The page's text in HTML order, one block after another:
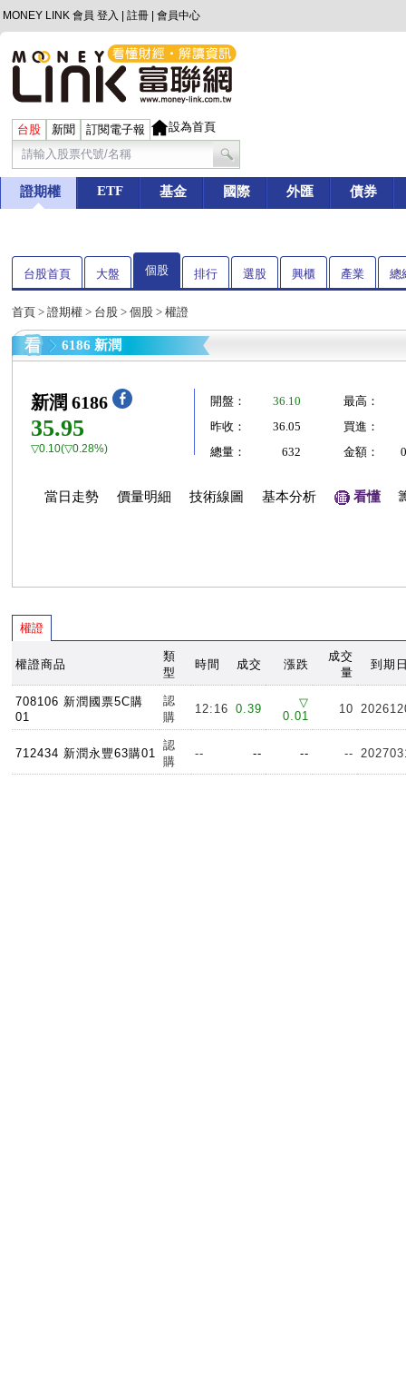
MONEY LINK 會員 登入 註冊 會員中心
台股 新聞 訂閱電子報 設為首頁
證期權 ETF 基金 國際 外匯 債券
台股首頁 大盤 個股 排行 選股 興櫃 產業 總
首頁 > 證期權 > 台股 > 個股 > 權證
6186 新潤
新潤 6186
35.95
▽0.10(▽0.28%)
開盤： 36.10
最高：
昨收：
36.05
買進：
總量：
632 金額：
當日走勢 價量明細 技術線圖 基本分析 看懂
權證
權證商品
類
型
時間 成交 漲跌
成交
量
到期
708106 新潤國票5C購
01
認
購
12:16 0.39
▽
0.01
10
712434 新潤永豐63購01
認
購
-- -- -- --